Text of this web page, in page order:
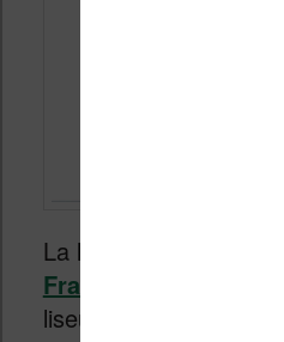
La liseuse
InkPad 4
France chez Cultura.fr
liseuse